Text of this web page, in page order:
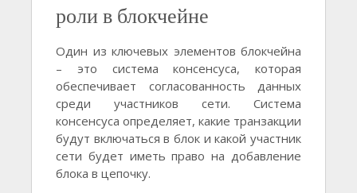
роли в блокчейне
Один из ключевых элементов блокчейна
– это система консенсуса, которая
обеспечивает согласованность данных
среди участников сети. Система
консенсуса определяет, какие транзакции
будут включаться в блок и какой участник
сети будет иметь право на добавление
блока в цепочку.